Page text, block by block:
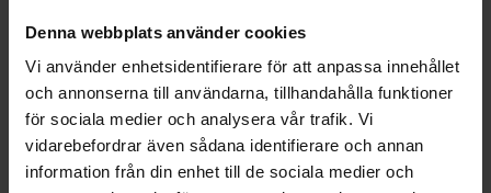
Denna webbplats använder cookies
Vi använder enhetsidentifierare för att anpassa innehållet
och annonserna till användarna, tillhandahålla funktioner
för sociala medier och analysera vår trafik. Vi
vidarebefordrar även sådana identifierare och annan
information från din enhet till de sociala medier och
Lämna en kommentar
Kommentar